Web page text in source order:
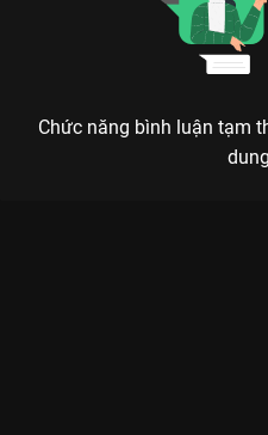
Chức năng bình luận tạm